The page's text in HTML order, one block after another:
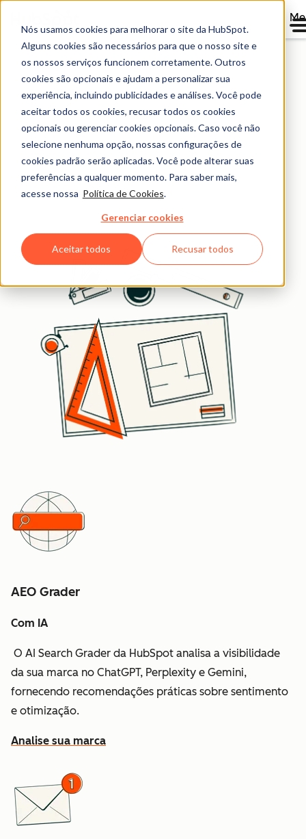
Nós usamos cookies para melhorar o site da HubSpot.
Alguns cookies são necessários para que o nosso site e
os nossos serviços funcionem corretamente. Outros
cookies são opcionais e ajudam a personalizar sua
experiência, incluindo publicidades e análises. Você pode
aceitar todos os cookies, recusar todos os cookies
opcionais ou gerenciar cookies opcionais. Caso você não
selecione nenhuma opção, nossas configurações de
cookies padrão serão aplicadas. Você pode alterar suas
preferências a qualquer momento. Para saber mais,
acesse nossa Política de Cookies.
Gerenciar cookies
Aceitar todos Recusar todos
Ferramentas gratuitas
para fazer seu negócio
decolar
Acesse as mesmas ferramentas que empresas de
sucesso usam para atrair clientes, marcar presença nas
buscas por IA e crescer mais rápido. É só começar, de
graça.
AEO Grader
Com IA
O AI Search Grader da HubSpot analisa a visibilidade
da sua marca no ChatGPT, Perplexity e Gemini,
fornecendo recomendações práticas sobre sentimento
e otimização.
Analise sua marca